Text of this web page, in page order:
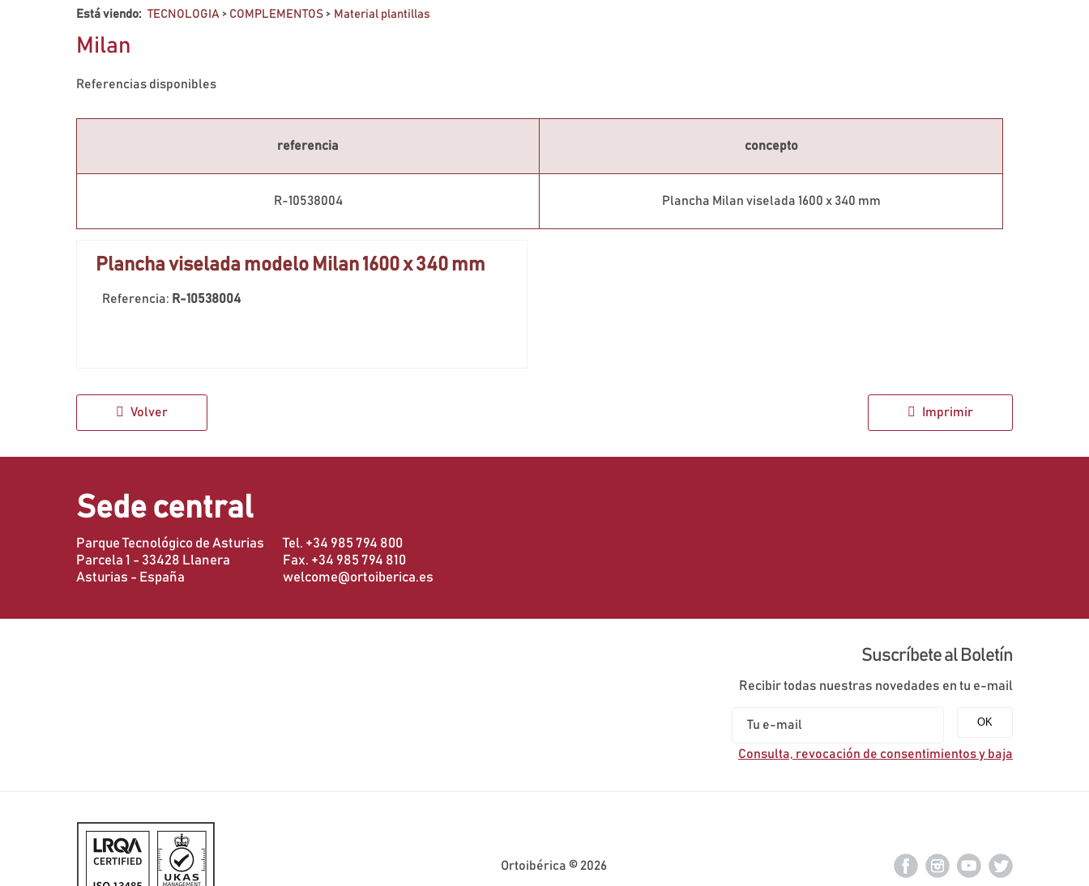
Está viendo: TECNOLOGIA > COMPLEMENTOS > Material plantillas
Milan
Referencias disponibles
referencia concepto
R-10538004 Plancha Milan viselada 1600 x 340 mm
Plancha viselada modelo Milan 1600 x 340 mm
Referencia: R-10538004
Volver Imprimir
Sede central
Parque Tecnológico de Asturias
Parcela 1 - 33428 Llanera
Asturias - España
Tel. +34 985 794 800
Fax. +34 985 794 810
welcome@ortoiberica.es
Suscríbete al Boletín
Recibir todas nuestras novedades en tu e-mail
Consulta, revocación de consentimientos y baja
Ortoibérica © 2026